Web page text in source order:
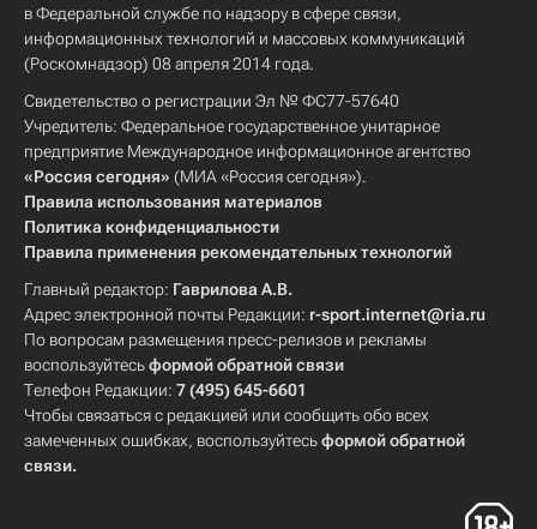
в Федеральной службе по надзору в сфере связи,
информационных технологий и массовых коммуникаций
(Роскомнадзор) 08 апреля 2014 года.
Свидетельство о регистрации Эл № ФС77-57640
Учредитель: Федеральное государственное унитарное
предприятие Международное информационное агентство
«Россия сегодня» (МИА «Россия сегодня»).
Правила использования материалов
Политика конфиденциальности
Правила применения рекомендательных технологий
Главный редактор: Гаврилова А.В.
Адрес электронной почты Редакции: r-sport.internet@ria.ru
По вопросам размещения пресс-релизов и рекламы
воспользуйтесьформой обратной связи
Телефон Редакции: 7 (495) 645-6601
Чтобы связаться с редакцией или сообщить обо всех
замеченных ошибках, воспользуйтесьформой обратной
связи.